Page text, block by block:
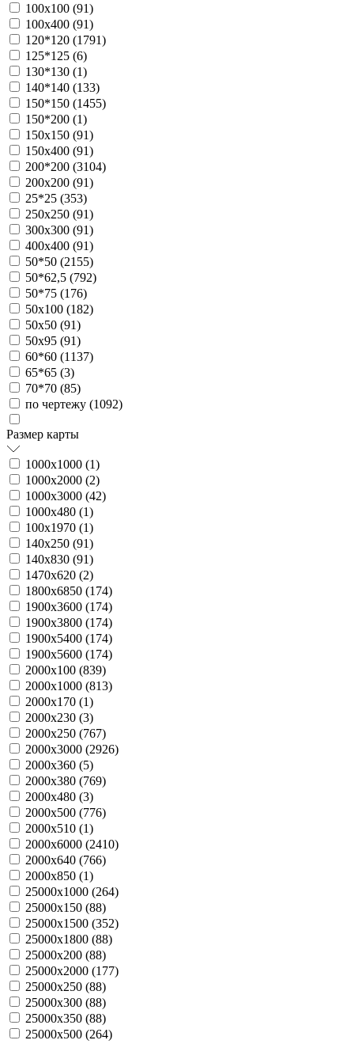
100х100 (91)
100х400 (91)
120*120 (1791)
125*125 (6)
130*130 (1)
140*140 (133)
150*150 (1455)
150*200 (1)
150х150 (91)
150х400 (91)
200*200 (3104)
200х200 (91)
25*25 (353)
250х250 (91)
300х300 (91)
400х400 (91)
50*50 (2155)
50*62,5 (792)
50*75 (176)
50х100 (182)
50х50 (91)
50х95 (91)
60*60 (1137)
65*65 (3)
70*70 (85)
по чертежу (1092)
Размер карты
1000х1000 (1)
1000х2000 (2)
1000х3000 (42)
1000х480 (1)
100х1970 (1)
140х250 (91)
140х830 (91)
1470х620 (2)
1800х6850 (174)
1900х3600 (174)
1900х3800 (174)
1900х5400 (174)
1900х5600 (174)
2000х100 (839)
2000х1000 (813)
2000х170 (1)
2000х230 (3)
2000х250 (767)
2000х3000 (2926)
2000х360 (5)
2000х380 (769)
2000х480 (3)
2000х500 (776)
2000х510 (1)
2000х6000 (2410)
2000х640 (766)
2000х850 (1)
25000х1000 (264)
25000х150 (88)
25000х1500 (352)
25000х1800 (88)
25000х200 (88)
25000х2000 (177)
25000х250 (88)
25000х300 (88)
25000х350 (88)
25000х500 (264)